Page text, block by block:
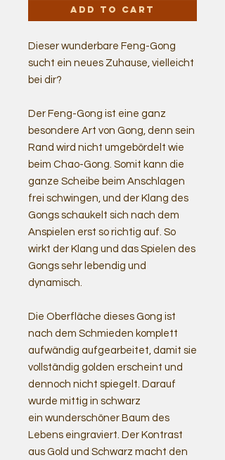
Add to Cart
Dieser wunderbare Feng-Gong
sucht ein neues Zuhause, vielleicht
bei dir?
Der Feng-Gong ist eine ganz
besondere Art von Gong, denn sein
Rand wird nicht umgebördelt wie
beim Chao-Gong. Somit kann die
ganze Scheibe beim Anschlagen
frei schwingen, und der Klang des
Gongs schaukelt sich nach dem
Anspielen erst so richtig auf. So
wirkt der Klang und das Spielen des
Gongs sehr lebendig und
dynamisch.
Die Oberfläche dieses Gong ist
nach dem Schmieden komplett
aufwändig aufgearbeitet, damit sie
vollständig golden erscheint und
dennoch nicht spiegelt. Darauf
wurde mittig in schwarz
ein wunderschöner Baum des
Lebens eingraviert. Der Kontrast
aus Gold und Schwarz macht den